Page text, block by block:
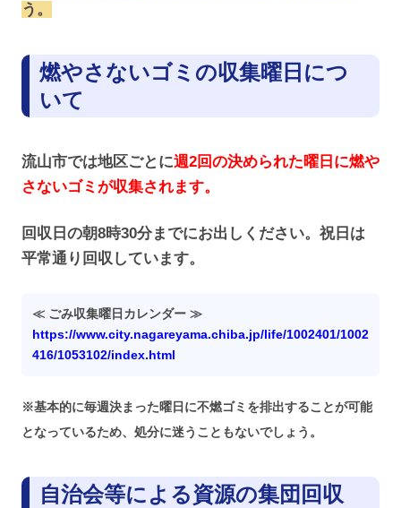
う。
燃やさないゴミの収集曜日につ
いて
流山市では地区ごとに週2回の決められた曜日に燃や
さないゴミが収集されます。
回収日の朝8時30分までにお出しください。祝日は
平常通り回収しています。
≪ ごみ収集曜日カレンダー ≫
https://www.city.nagareyama.chiba.jp/life/1002401/1002
416/1053102/index.html
※基本的に毎週決まった曜日に不燃ゴミを排出することが可能
となっているため、処分に迷うこともないでしょう。
自治会等による資源の集団回収